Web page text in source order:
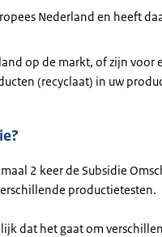
Nederland en heeft
op de markt, of zijn voor
(recyclaat) in uw
2 keer de Subsidie
productietesten.
dat het gaat om